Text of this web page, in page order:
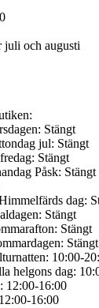
juli och augusti
Stängt
jul: Stängt
Stängt
Påsk: Stängt
dag:
Stängt
Stängt
Stängt
10:00-
helgons dag:
12:00-16:00
16:00